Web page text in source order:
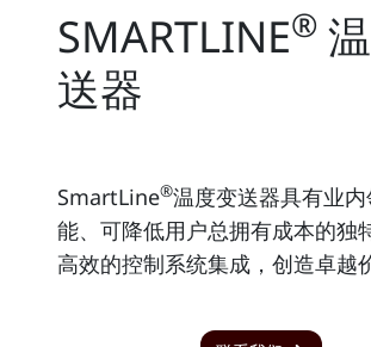
SMARTLINE®
送器
SmartLine®温度变送器具有业
能、可降低用户总拥有成本的独
高效的控制系统集成，创造卓越